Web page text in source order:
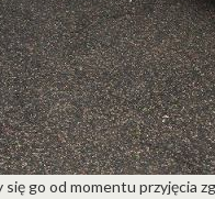
go od momentu przyjęcia